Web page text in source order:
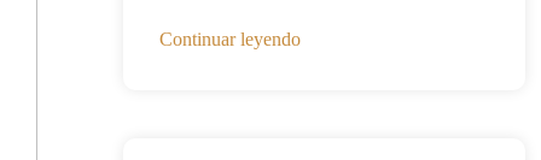
Continuar leyendo